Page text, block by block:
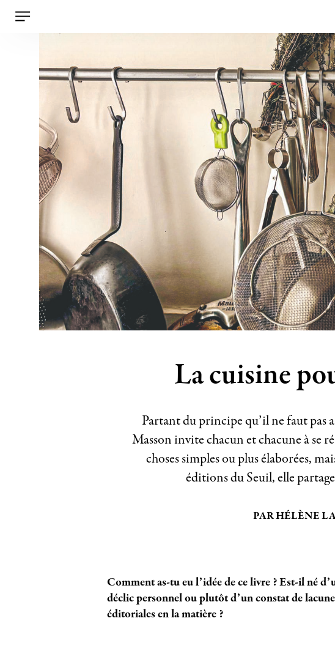
La cuisine
Partant du principe qu’il ne faut pas
Masson invite chacun et chacune à se
choses simples ou plus élaborées,
éditions du Seuil, elle
PAR HÉLÈNE
Comment as-tu eu l’idée de ce livre ? Est-il né
déclic personnel ou plutôt d’un constat de
éditoriales en la matière ?